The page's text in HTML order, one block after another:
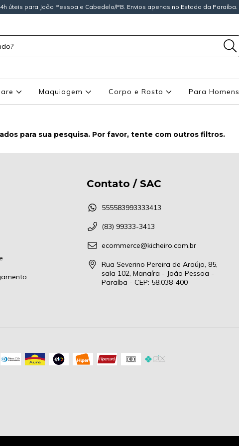
úteis para João Pessoa e Cabedelo/PB. Envios apenas no Estado da Paraíba.
Maquiagem Corpo e Rosto Para Homens
para sua pesquisa. Por favor, tente com outros filtros.
Contato / SAC
555583993333413
(83) 99333-3413
ecommerce@kicheiro.com.br
Rua Severino Pereira de Araújo, 85,
sala 102, Manaíra - João Pessoa -
Paraíba - CEP: 58.038-400